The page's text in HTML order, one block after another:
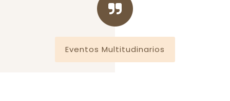
Eventos Multitudinarios